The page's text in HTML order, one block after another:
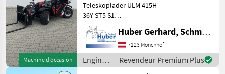
Machine d’occasion
Teleskoplader ULM 415H
36Y ST5 S1
SERIENAUSSTATTUNG
Fester Teleskopstapler: -
35.1 hp YANMAR Motor
Stufe V Hubhöhe: 4.30 m -
Maximale Tragfähigkeit:
Huber Gerhard, Schmiede und Landmaschinen GmbH.
7123 Mönchhof
Engins
de
Revendeur Premium Plus